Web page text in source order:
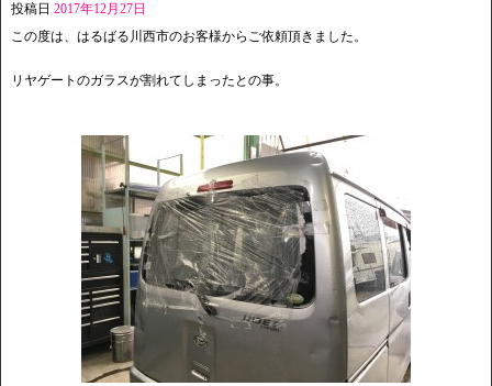
投稿日 2017年12月27日
この度は、はるばる川西市のお客様からご依頼頂きました。
リヤゲートのガラスが割れてしまったとの事。